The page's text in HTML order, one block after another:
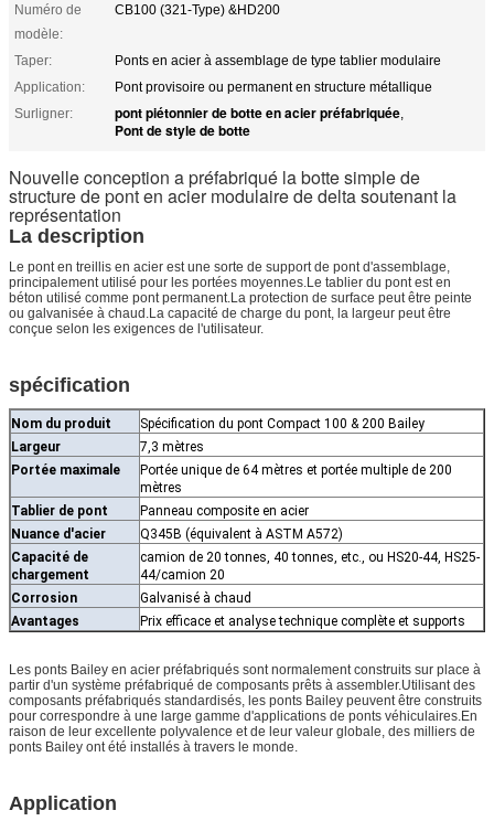
Numéro de
modèle:
CB100 (321-Type) &HD200
Taper:
Ponts en acier à assemblage de type tablier modulaire
Application:
Pont provisoire ou permanent en structure métallique
Surligner:
pont piétonnier de botte en acier préfabriquée,
Pont de style de botte
Nouvelle conception a préfabriqué la botte simple de
structure de pont en acier modulaire de delta soutenant la
représentation
La description
Le pont en treillis en acier est une sorte de support de pont d'assemblage,
principalement utilisé pour les portées moyennes.Le tablier du pont est en
béton utilisé comme pont permanent.La protection de surface peut être peinte
ou galvanisée à chaud.La capacité de charge du pont, la largeur peut être
conçue selon les exigences de l'utilisateur.
spécification
Nom du produit
Spécification du pont Compact 100 & 200 Bailey
Largeur
7,3 mètres
Portée maximale
Portée unique de 64 mètres et portée multiple de 200
mètres
Tablier de pont
Panneau composite en acier
Nuance d'acier
Q345B (équivalent à ASTM A572)
Capacité de
chargement
camion de 20 tonnes, 40 tonnes, etc., ou HS20-44, HS25-
44/camion 20
Corrosion
Galvanisé à chaud
Avantages
Prix ​​​​efficace et analyse technique complète et supports
Les ponts Bailey en acier préfabriqués sont normalement construits sur place à
partir d'un système préfabriqué de composants prêts à assembler.Utilisant des
composants préfabriqués standardisés, les ponts Bailey peuvent être construits
pour correspondre à une large gamme d'applications de ponts véhiculaires.En
raison de leur excellente polyvalence et de leur valeur globale, des milliers de
ponts Bailey ont été installés à travers le monde.
Application